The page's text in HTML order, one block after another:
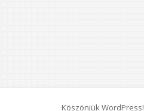
Köszönjük WordPress!